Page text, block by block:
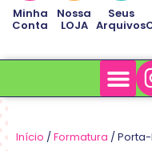
Minha
Conta
Nossa
LOJA
Seus
Arquivos
Início /Formatura /